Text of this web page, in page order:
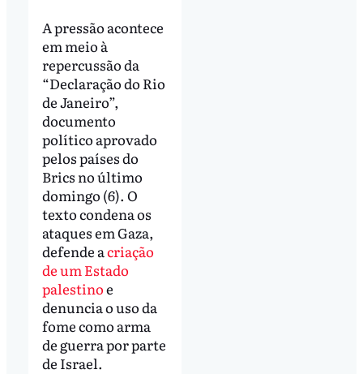
A pressão acontece
em meio à
repercussão da
“Declaração do Rio
de Janeiro”,
documento
político aprovado
pelos países do
Brics no último
domingo (6). O
texto condena os
ataques em Gaza,
defende acriação
de um Estado
palestinoe
denuncia o uso da
fome como arma
de guerra por parte
de Israel.